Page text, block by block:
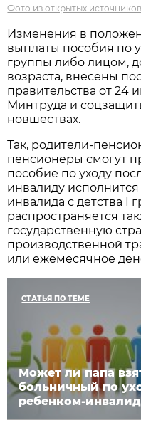
Фото из открытых источников
Изменения в
выплаты пособия по
группы либо лицом,
возраста, внесены
правительства от 24
Минтруда и
новшествах.
Так, родители-
пенсионеры смогут
пособие по уходу
инвалиду исполнится
инвалида с детства I
распространяется
государственную
производственной
или ежемесячное
СТАТЬЯ ПО ТЕМЕ
Может ли папа
больничный по
ребенком-